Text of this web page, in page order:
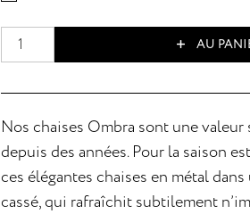
AU
Nos chaises Ombra sont une valeur
depuis des années. Pour la saison
ces élégantes chaises en métal
cassé, qui rafraîchit subtilement